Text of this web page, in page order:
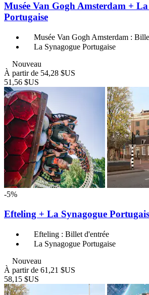
Musée Van Gogh Amsterdam +
Portugaise
Musée Van Gogh Amsterdam :
La Synagogue Portugaise
Nouveau
À partir de 54,28 $US
51,56 $US
-5%
Efteling + La Synagogue
Efteling : Billet d'entrée
La Synagogue Portugaise
Nouveau
À partir de 61,21 $US
58,15 $US